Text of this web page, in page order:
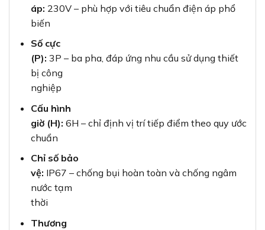
áp: 230V – phù hợp với tiêu chuẩn điện áp phổ
biến
Số cực
(P): 3P – ba pha, đáp ứng nhu cầu sử dụng thiết
bị công
nghiệp
Cấu hình
giờ (H): 6H – chỉ định vị trí tiếp điểm theo quy ước
chuẩn
Chỉ số bảo
vệ: IP67 – chống bụi hoàn toàn và chống ngâm
nước tạm
thời
Thương